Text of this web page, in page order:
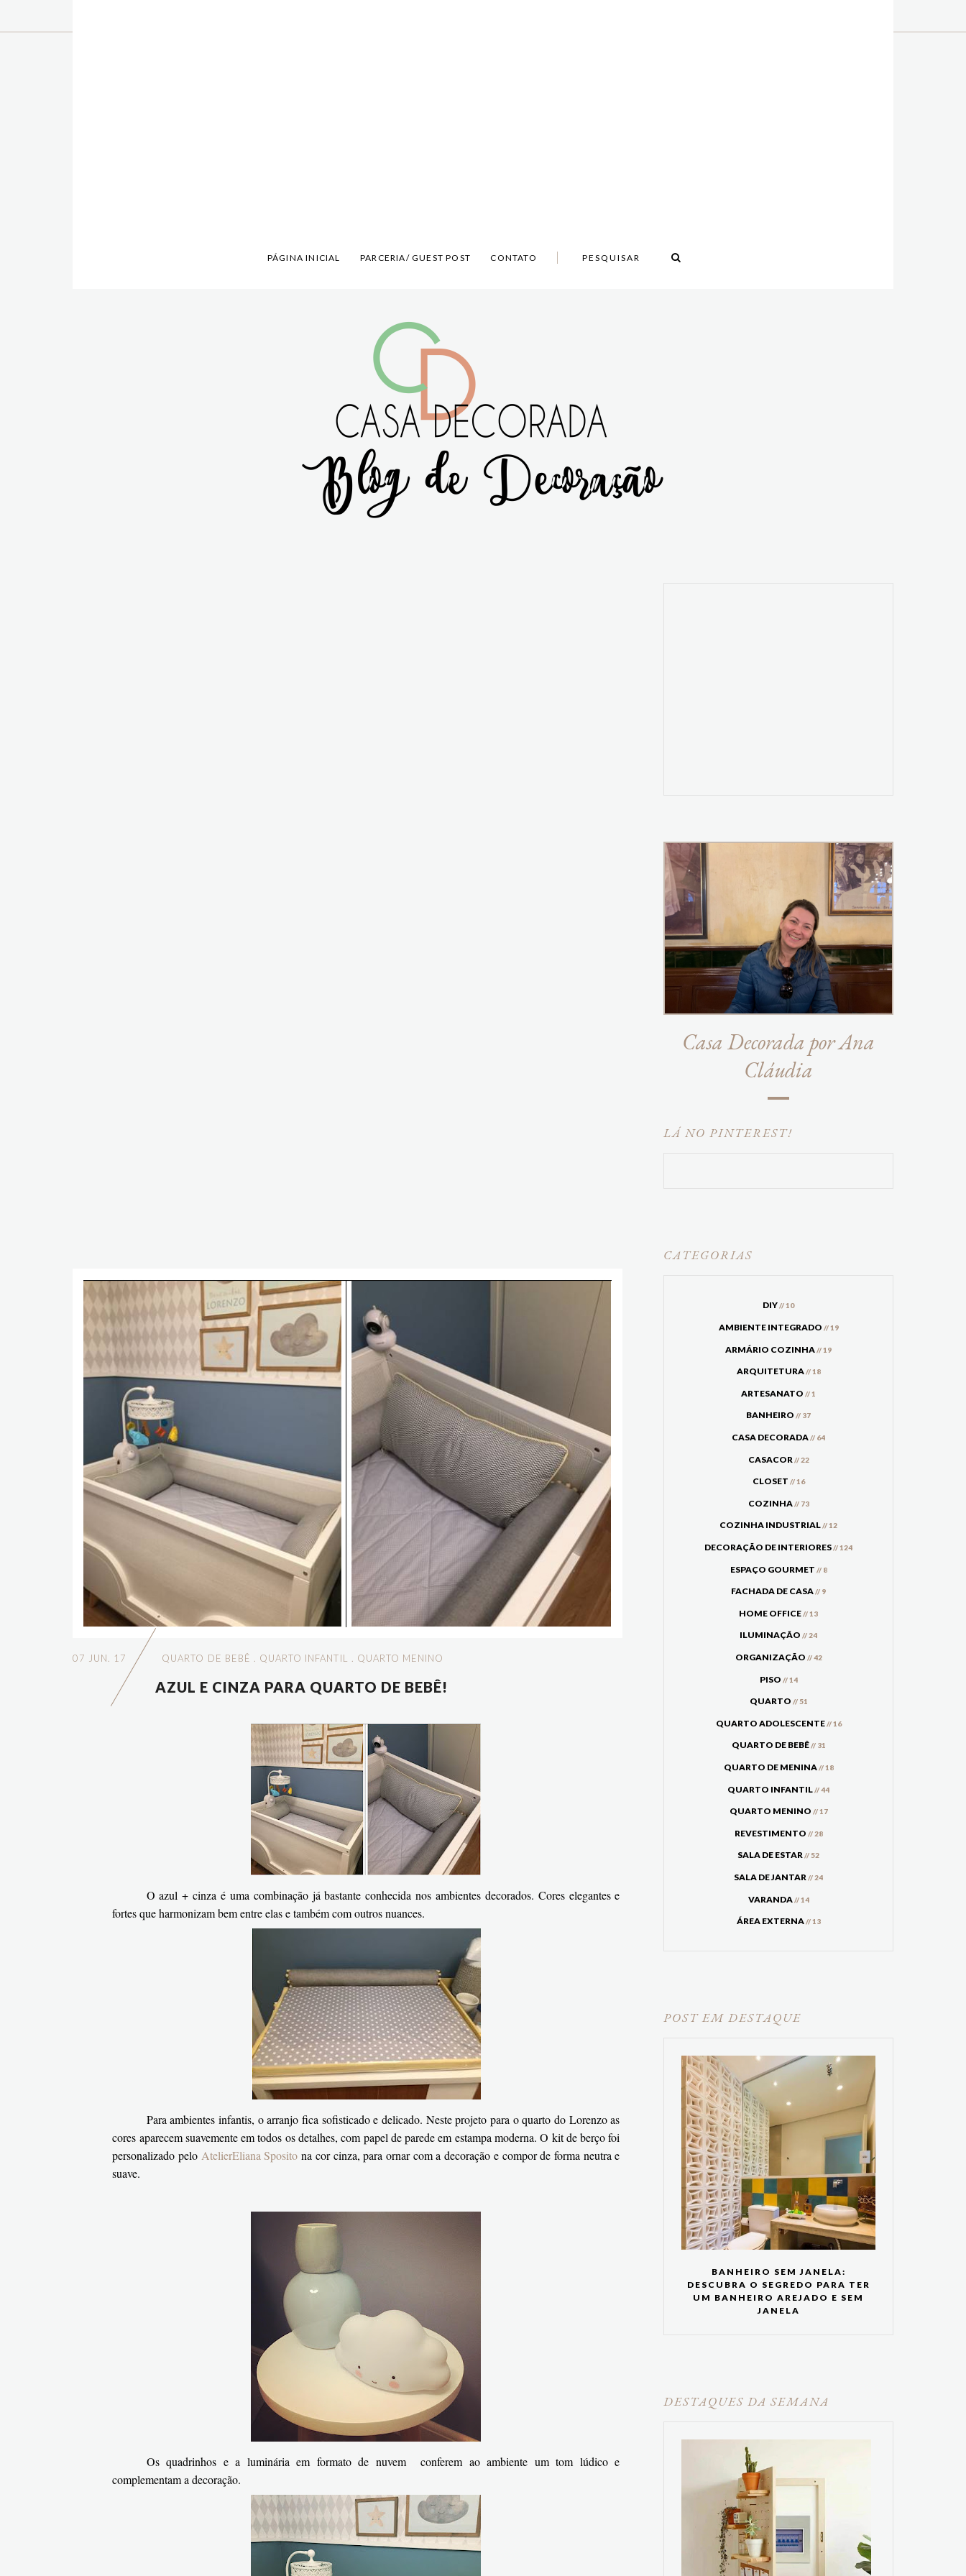
PÁGINA INICIAL PARCERIA/ GUEST POST CONTATO
07 JUN. 17 QUARTO DE BEBÊ QUARTO INFANTIL QUARTO MENINO
AZUL E CINZA PARA QUARTO DE BEBÊ!
O azul + cinza é uma combinação já bastante conhecida nos ambientes decorados. Cores elegantes e
fortes que harmonizam bem entre elas e também com outros nuances.
Para ambientes infantis, o arranjo fica sofisticado e delicado. Neste projeto para o quarto do Lorenzo as
cores aparecem suavemente em todos os detalhes, com papel de parede em estampa moderna. O kit de berço foi
personalizado pelo AtelierEliana Sposito na cor cinza, para ornar com a decoração e compor de forma neutra e
suave.
Os quadrinhos e a luminária em formato de nuvem conferem ao ambiente um tom lúdico e
complementam a decoração.
Casa Decorada por Ana
Cláudia
LÁ NO PINTEREST!
CATEGORIAS
DIY// 10
AMBIENTE INTEGRADO // 19
ARMÁRIO COZINHA// 19
ARQUITETURA// 18
ARTESANATO// 1
BANHEIRO// 37
CASA DECORADA// 64
CASACOR // 22
CLOSET // 16
COZINHA// 73
COZINHA INDUSTRIAL// 12
DECORAÇÃO DE INTERIORES// 124
ESPAÇO GOURMET // 8
FACHADA DE CASA// 9
HOME OFFICE// 13
ILUMINAÇÃO// 24
ORGANIZAÇÃO // 42
PISO // 14
QUARTO // 51
QUARTO ADOLESCENTE// 16
QUARTO DE BEBÊ// 31
QUARTO DE MENINA// 18
QUARTO INFANTIL// 44
QUARTO MENINO // 17
REVESTIMENTO // 28
SALA DE ESTAR// 52
SALA DE JANTAR// 24
VARANDA// 14
ÁREA EXTERNA// 13
POST EM DESTAQUE
BANHEIRO SEM JANELA:
DESCUBRA O SEGREDO PARA TER
UM BANHEIRO AREJADO E SEM
JANELA
DESTAQUES DA SEMANA